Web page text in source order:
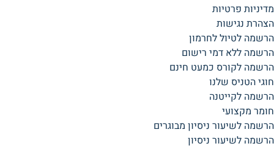
מדיניות פרטיות
הצהרת נגישות
הרשמה לטיול לחרמון
הרשמה ללא דמי רישום
הרשמה לקורס כמעט חינם
חוגי הטניס שלנו
הרשמה לקייטנה
חומר מקצועי
הרשמה לשיעור ניסיון מבוגרים
הרשמה לשיעור ניסיון